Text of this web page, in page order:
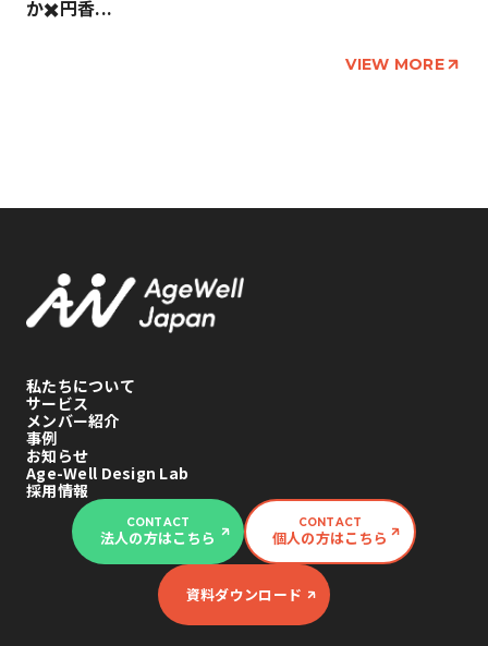
か✖️円香...
VIEW MORE
私たちについて
サービス
メンバー紹介
事例
お知らせ
Age-Well Design Lab
採用情報
CONTACT
法人の方はこちら
CONTACT
個人の方はこちら
資料ダウンロード